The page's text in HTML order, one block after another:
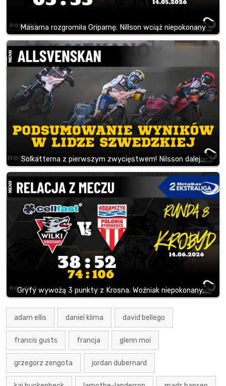
Masarna rozgromiła Griparnę. Nillson wciąż niepokonany
Solkatterna z pierwszym zwycięstwem! Nilsson dalej…
Gryfy wywożą 3 punkty z Krosna. Woźniak niepokonany,…
adam ellis daniel klima david bellego
francis gusts francja glenn moi
grzegorz zengota jordan dubernard